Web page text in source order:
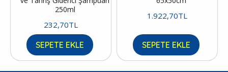
250ml
232,70TL
SEPETE EKLE
1.922,70TL
SEPETE EKLE